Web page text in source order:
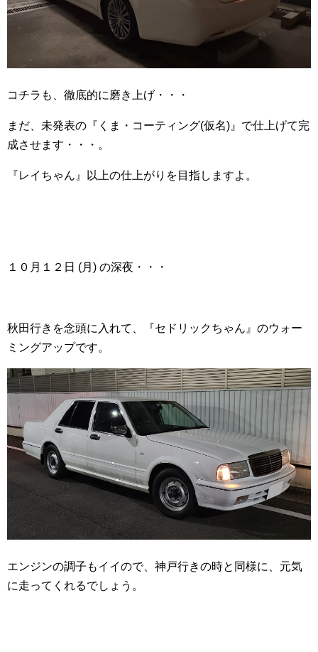
コチラも、徹底的に磨き上げ・・・
まだ、未発表の『くま・コーティング(仮名)』で仕上げて完
成させます・・・。
『レイちゃん』以上の仕上がりを目指しますよ。
１０月１２日 (月) の深夜・・・
秋田行きを念頭に入れて、『セドリックちゃん』のウォー
ミングアップです。
エンジンの調子もイイので、神戸行きの時と同様に、元気
に走ってくれるでしょう。